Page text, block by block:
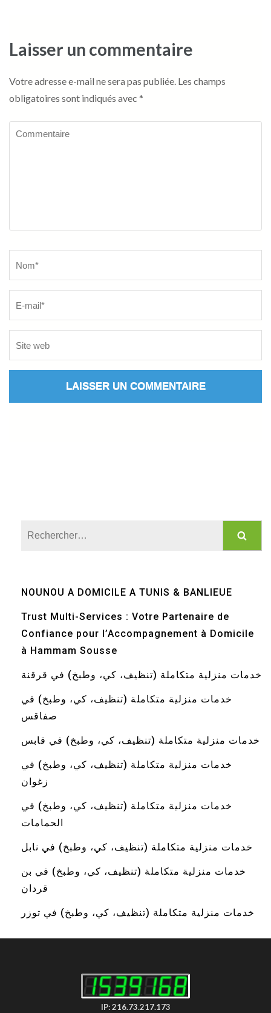
Laisser un commentaire
Votre adresse e-mail ne sera pas publiée. Les champs
obligatoires sont indiqués avec *
Commentaire
NOUNOU A DOMICILE A TUNIS & BANLIEUE
Trust Multi-Services : Votre Partenaire de
Confiance pour l’Accompagnement à Domicile
à Hammam Sousse
خدمات منزلية متكاملة (تنظيف، كي، وطبخ) في قرقنة
خدمات منزلية متكاملة (تنظيف، كي، وطبخ) في
صفاقس
خدمات منزلية متكاملة (تنظيف، كي، وطبخ) في قابس
خدمات منزلية متكاملة (تنظيف، كي، وطبخ) في
زغوان
خدمات منزلية متكاملة (تنظيف، كي، وطبخ) في
الحمامات
خدمات منزلية متكاملة (تنظيف، كي، وطبخ) في نابل
خدمات منزلية متكاملة (تنظيف، كي، وطبخ) في بن
قردان
خدمات منزلية متكاملة (تنظيف، كي، وطبخ) في توزر
IP: 216.73.217.173